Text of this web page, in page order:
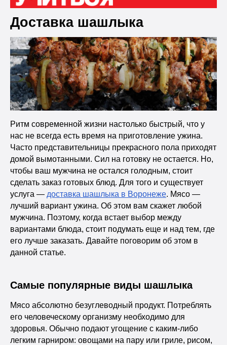
Доставка шашлыка
Ритм современной жизни настолько быстрый, что у
нас не всегда есть время на приготовление ужина.
Часто представительницы прекрасного пола приходят
домой вымотанными. Сил на готовку не остается. Но,
чтобы ваш мужчина не остался голодным, стоит
сделать заказ готовых блюд. Для того и существует
услуга — доставка шашлыка в Воронеже. Мясо —
лучший вариант ужина. Об этом вам скажет любой
мужчина. Поэтому, когда встает выбор между
вариантами блюда, стоит подумать еще и над тем, где
его лучше заказать. Давайте поговорим об этом в
данной статье.
Самые популярные виды шашлыка
Мясо абсолютно безуглеводный продукт. Потреблять
его человеческому организму необходимо для
здоровья. Обычно подают угощение с каким-либо
легким гарниром: овощами на пару или гриле, рисом,